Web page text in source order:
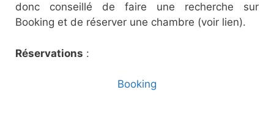
donc conseillé de faire une recherche sur
Booking et de réserver une chambre (voir lien).
Réservations :
Booking